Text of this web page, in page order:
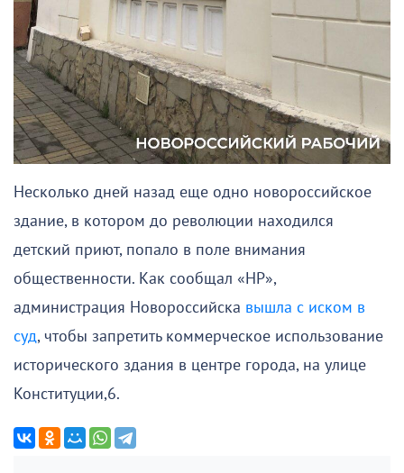
Несколько дней назад еще одно новороссийское
здание, в котором до революции находился
детский приют, попало в поле внимания
общественности. Как сообщал «НР»,
администрация Новороссийска вышла с иском в
суд, чтобы запретить коммерческое использование
исторического здания в центре города, на улице
Конституции,6.